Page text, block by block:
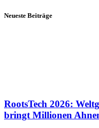
Neueste Beiträge
RootsTech 2026:
bringt Millionen